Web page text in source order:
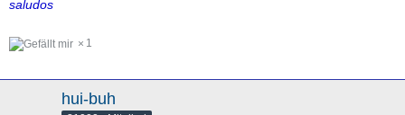
saludos
1
hui-buh